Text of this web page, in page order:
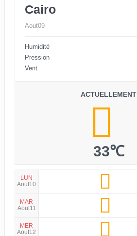
Cairo
Aout09
Humidité
Pression
Vent
ACTUELLEMENT
33℃
LUN
Aout10
MAR
Aout11
MER
Aout12